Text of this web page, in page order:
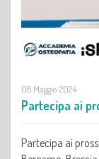
08 Maggio 2024
Partecipa ai
Partecipa ai